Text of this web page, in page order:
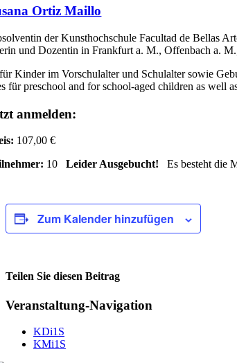
Ortiz Maillo
der Kunsthochschule Facultad de Bellas
und Dozentin in Frankfurt a. M., Offenbach a.
Kinder im Vorschulalter und Schulalter sowie
für preschool and for school-aged children as well
anmelden:
107,00 €
10Leider Ausgebucht! Es besteht die
Zum Kalender hinzufügen
Teilen Sie diesen Beitrag
Facebook
Veranstaltung-Navigation
KDi1S
KMi1S